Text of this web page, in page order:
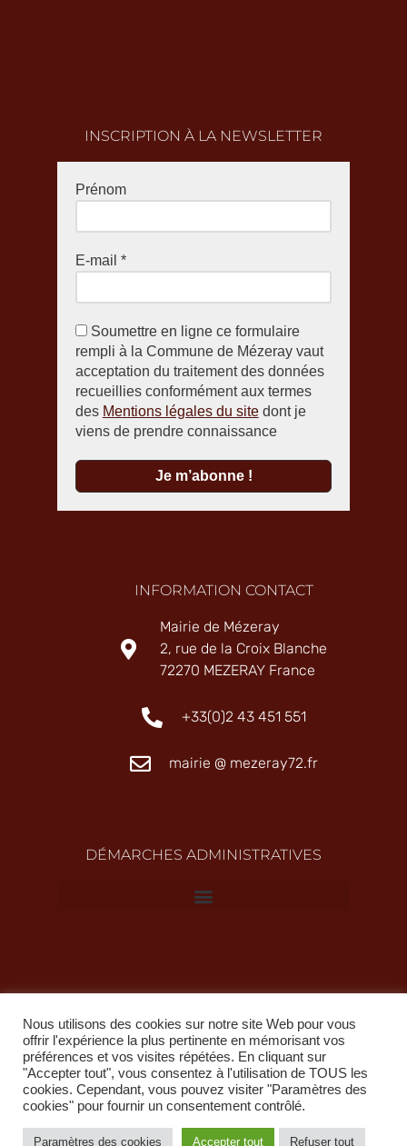
INSCRIPTION À LA NEWSLETTER
Prénom
E-mail *
Soumettre en ligne ce formulaire
rempli à la Commune de Mézeray vaut
acceptation du traitement des données
recueillies conformément aux termes
des Mentions légales du sitedont je
viens de prendre connaissance
INFORMATION CONTACT
Mairie de Mézeray
2, rue de la Croix Blanche
72270 MEZERAY France
+33(0)2 43 451 551
mairie @ mezeray72.fr
DÉMARCHES ADMINISTRATIVES
Copyright @ 2022 propriété de la Ville de Mézeray
Nous utilisons des cookies sur notre site Web pour vous
offrir l'expérience la plus pertinente en mémorisant vos
préférences et vos visites répétées. En cliquant sur
"Accepter tout", vous consentez à l'utilisation de TOUS les
cookies. Cependant, vous pouvez visiter "Paramètres des
cookies" pour fournir un consentement contrôlé.
Paramètres des cookies Accepter tout Refuser tout